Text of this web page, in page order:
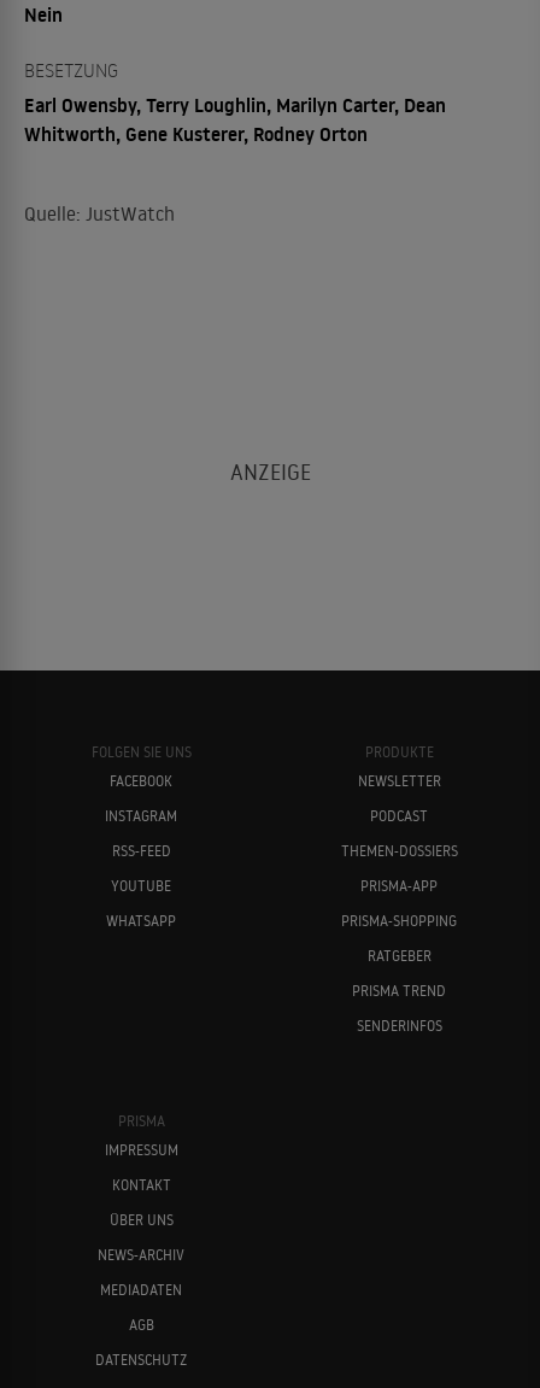
Nein
BESETZUNG
Earl Owensby, Terry Loughlin, Marilyn Carter, Dean
Whitworth, Gene Kusterer, Rodney Orton
Quelle: JustWatch
FOLGEN SIE UNS
FACEBOOK
INSTAGRAM
RSS-FEED
YOUTUBE
WHATSAPP
PRODUKTE
NEWSLETTER
PODCAST
THEMEN-DOSSIERS
PRISMA-APP
PRISMA-SHOPPING
RATGEBER
PRISMA TREND
SENDERINFOS
PRISMA
IMPRESSUM
KONTAKT
ÜBER UNS
NEWS-ARCHIV
MEDIADATEN
AGB
DATENSCHUTZ